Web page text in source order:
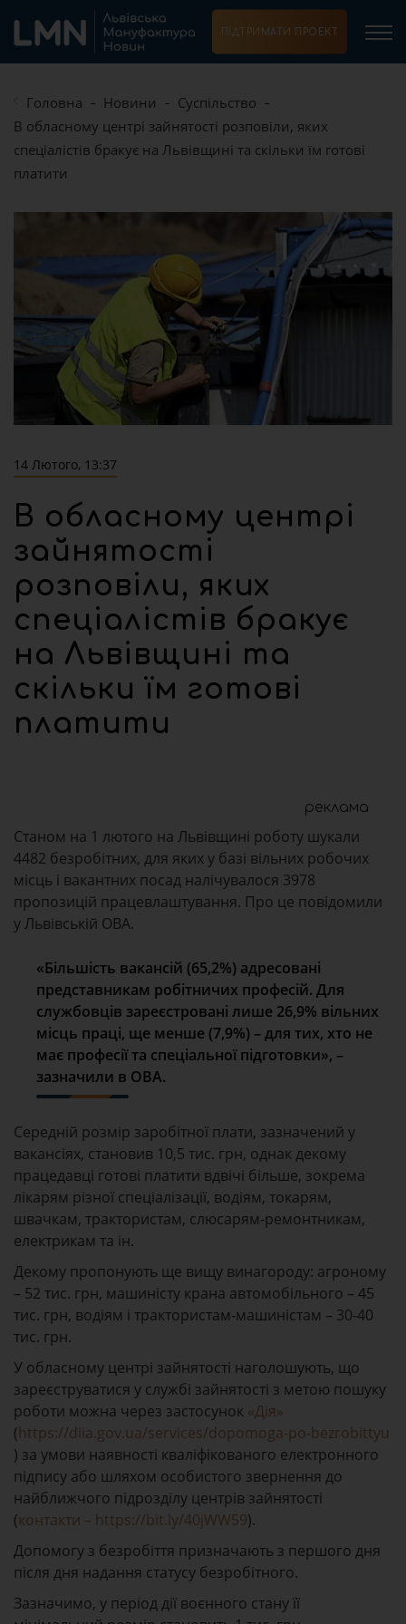
ПІДТРИМАТИ ПРОЕКТ
Головна Новини
Суспільство
В обласному центрі зайнятості розповіли, яких
спеціалістів бракує на Львівщині та скільки їм готові
платити
14 Лютого, 13:37
В обласному центрі
зайнятості
розповіли, яких
спеціалістів бракує
на Львівщині та
скільки їм готові
платити
реклама
Станом на 1 лютого на Львівщині роботу шукали
4482 безробітних, для яких у базі вільних робочих
місць і вакантних посад налічувалося 3978
пропозицій працевлаштування. Про це повідомили
у Львівській ОВА.
«Більшість вакансій (65,2%) адресовані
представникам робітничих професій. Для
службовців зареєстровані лише 26,9% вільних
місць праці, ще менше (7,9%) – для тих, хто не
має професії та спеціальної підготовки», –
зазначили в ОВА.
Середній розмір заробітної плати, зазначений у
вакансіях, становив 10,5 тис. грн, однак декому
працедавці готові платити вдвічі більше, зокрема
лікарям різної спеціалізації, водіям, токарям,
швачкам, трактористам, слюсарям-ремонтникам,
електрикам та ін.
Декому пропонують ще вищу винагороду: агроному
– 52 тис. грн, машиністу крана автомобільного – 45
тис. грн, водіям і трактористам-машиністам – 30-40
тис. грн.
У обласному центрі зайнятості наголошують, що
зареєструватися у службі зайнятості з метою пошуку
роботи можна через застосунок «Дія»
(https://diia.gov.ua/services/dopomoga-po-bezrobittyu
) за умови наявності кваліфікованого електронного
підпису або шляхом особистого звернення до
найближчого підрозділу центрів зайнятості
(контакти – https://bit.ly/40jWW59).
Допомогу з безробіття призначають з першого дня
після дня надання статусу безробітного.
Зазначимо, у період дії воєнного стану її